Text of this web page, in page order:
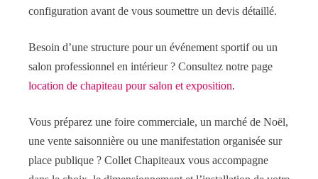
configuration avant de vous soumettre un devis détaillé.
Besoin d’une structure pour un événement sportif ou un
salon professionnel en intérieur ? Consultez notre page
location de chapiteau pour salon et exposition.
Vous préparez une foire commerciale, un marché de Noël,
une vente saisonnière ou une manifestation organisée sur
place publique ? Collet Chapiteaux vous accompagne